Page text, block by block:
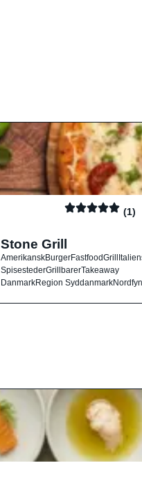
(1)
Stone Grill
AmerikanskBurgerFastfoodGrill
SpisestederGrillbarerTakeaway
DanmarkRegion Syddanmark